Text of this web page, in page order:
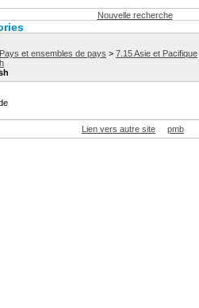
Nouvelle recherche
et ensembles de pays > 7.15 Asie et Pacifique
Lien vers autre site pmb